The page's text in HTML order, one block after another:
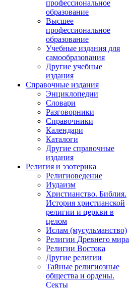
профессиональное
образование
Высшее
профессиональное
образование
Учебные издания для
самообразования
Другие учебные
издания
Справочные издания
Энциклопедии
Словари
Разговорники
Справочники
Календари
Каталоги
Другие справочные
издания
Религия и эзотерика
Религиоведение
Иудаизм
Христианство. Библия.
История христианской
религии и церкви в
целом
Ислам (мусульманство)
Религии Древнего мира
Религии Востока
Другие религии
Тайные религиозные
общества и ордены.
Секты